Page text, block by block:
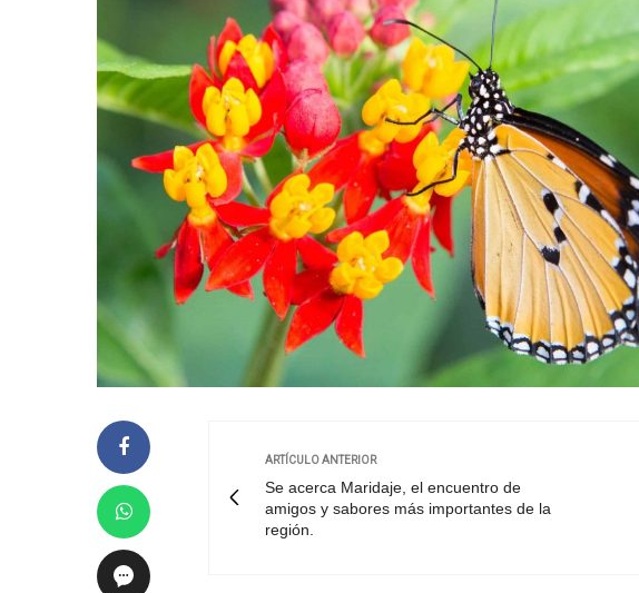
ARTÍCULO ANTERIOR
Se acerca Maridaje, el encuentro de
amigos y sabores más importantes de la
región.